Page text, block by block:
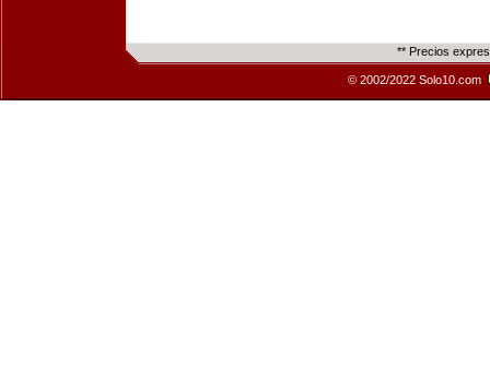
** Precios
© 2002/2022 Solo10.com